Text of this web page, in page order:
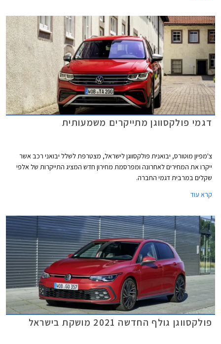
דגמי פולקסווגן מתייקרים משמעותית
צ'מפיון מוטורס, יבואנית פולקסווגן לישראל, מצטרפת לשלל יבואני רכב אשר
ייקרו את המחירים לאחרונה ומפרסמת מחירון חדש המציג התייקרות של אלפי
שקלים במרבית דגמי החברה.
קרא עוד
פולקסווגן גולף החדשה 2021 מושקת בישראל